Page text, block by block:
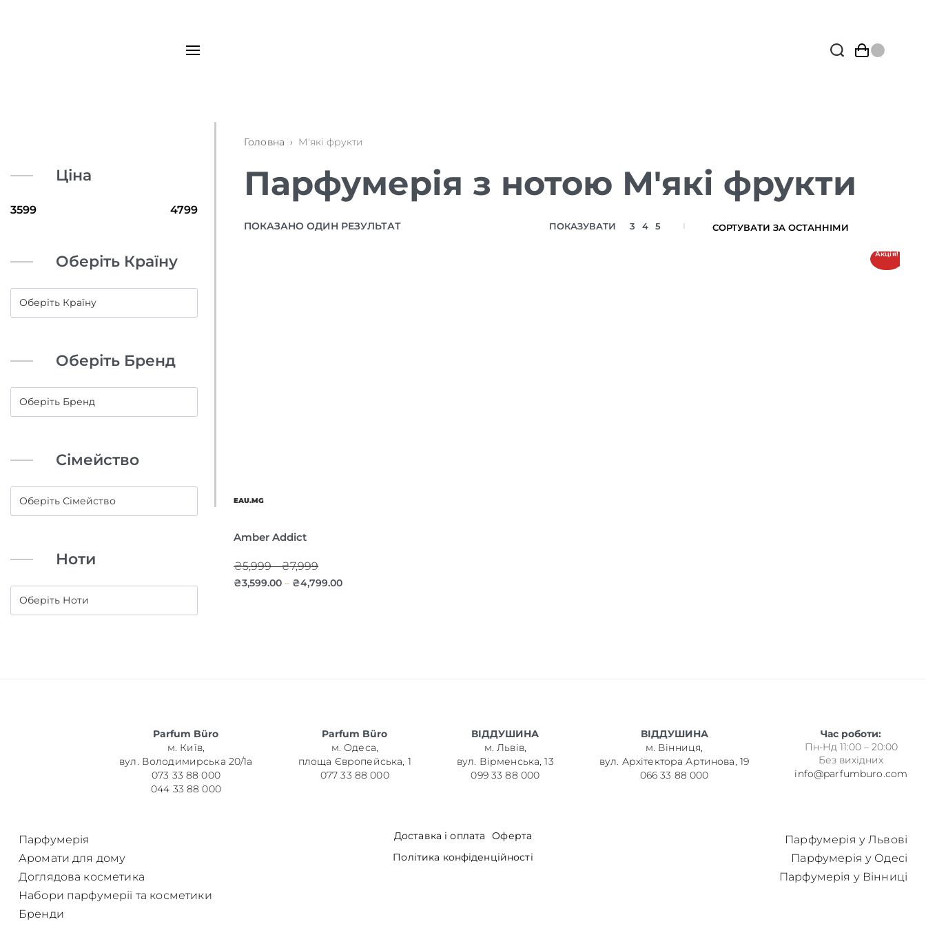
Ціна
Оберіть Країну
Оберіть Бренд
Сімейство
Ноти
Парфумер
Головна › М'які фрукти
Парфумерія з нотою М'які фрукти
ПОКАЗАНО ОДИН РЕЗУЛЬТАТ ПОКАЗУВАТИ 3 4 5
Акція!
EAU.MG
Amber Addict
₴5,999 - ₴7,999
₴3,599.00 – ₴4,799.00
Parfum Büro
м. Київ,
вул. Володимирська 20/1а
073 33 88 000
044 33 88 000
Parfum Büro
м. Одеса,
площа Європейська, 1
077 33 88 000
ВІДДУШИНА
м. Львів,
вул. Вірменська, 13
099 33 88 000
ВІДДУШИНА
м. Вінниця,
вул. Архітектора Артинова, 19
066 33 88 000
Час роботи:
Пн-Нд 11:00 – 20:00
Без вихідних
info@parfumburo.com
Парфумерія
Аромати для дому
Доглядова косметика
Набори парфумерії та косметики
Бренди
Доставка і оплата
Оферта
Політика конфіденційності
Парфумерія у Львові
Парфумерія у Одесі
Парфумерія у Вінниці